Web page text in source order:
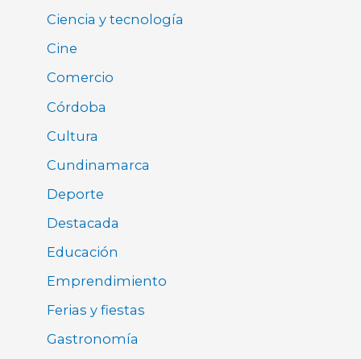
Ciencia y tecnología
Cine
Comercio
Córdoba
Cultura
Cundinamarca
Deporte
Destacada
Educación
Emprendimiento
Ferias y fiestas
Gastronomía